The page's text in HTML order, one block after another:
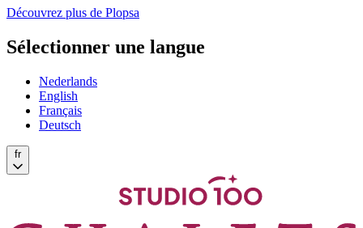
Découvrez plus de Plopsa
Sélectionner une langue
Nederlands
English
Français
Deutsch
fr